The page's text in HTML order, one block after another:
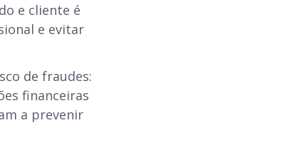
e cliente é
e evitar
de fraudes:
financeiras
a prevenir